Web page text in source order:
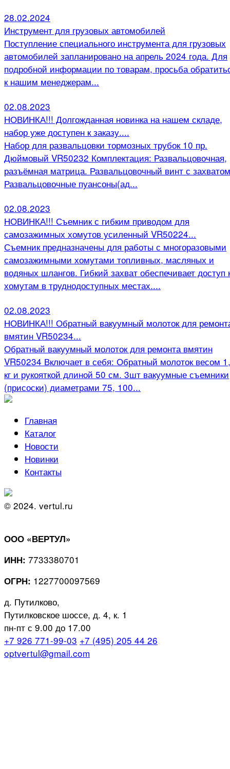
28.02.2024
Инструмент для грузовых автомобилей
Поступление специального инструмента для грузовых
автомобилей запланировано на апрель 2024 года. Для
подробной информации по товарам, просьба
к нашим менеджерам...
02.08.2023
НОВИНКА!!! Долгожданная новинка на нашем складе,
набор уже доступен к заказу....
Набор для развальцовки тормозных трубок 10 пр.
Дюймовый VR50232 Комплектация: Развальцовочная,
разъёмная матрица. Развальцовочный винт с
Развальцовочные пуансоны(ад...
02.08.2023
НОВИНКА!!! Съемник с гибким приводом для
самозажимных хомутов усиленный VR50224...
Съемник предназначены для работы с многоразовыми
самозажимными хомутами топливных, масляных и
водяных шлангов. Гибкий захват обеспечивает доступ
хомутам в труднодоступных местах....
02.08.2023
НОВИНКА!!! Обратный вакуумный молоток для
вмятин VR50234...
Обратный вакуумный молоток для ремонта вмятин
VR50234 Включает в себя: Обратный молоток весом
кг и рукояткой длиной 50 см. 3шт вакуумные съемники
(присоски) диаметрами 75, 100...
Главная
Каталог
Новости
Новинки
Контакты
© 2024. vertul.ru
ООО «ВЕРТУЛ»
ИНН: 7733380701
ОГРН: 1227700097569
д. Путилково,
Путилковское шоссе, д. 4, к. 1
пн-пт с 9.00 до 17.00
+7 926 771-99-03 +7 (495) 205 44 26
optvertul@gmail.com